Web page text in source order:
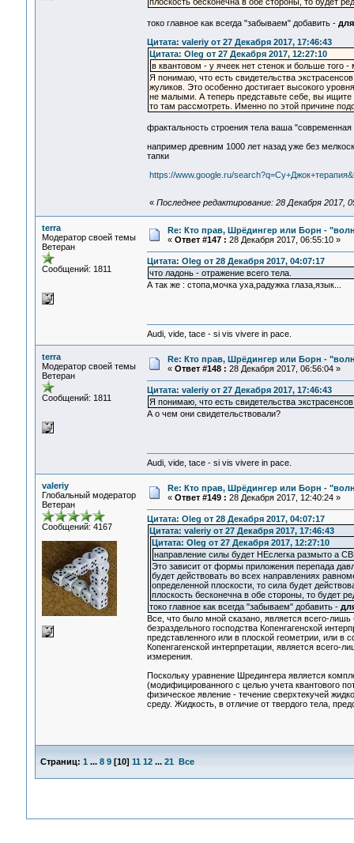
токо главное как всегда "забываем" добавить -
Цитата: valeriy от 27 Декабря 2017, 17:46:43
Цитата: Oleg от 27 Декабря 2017, 12:27:10
в квантовом - у ячеек нет стенок и больше того
Я понимаю, что есть свидетельства
жуликов. Это особенно достигает высокого
не малыми. А теперь представьте себе, вы
то там рассмотреть. Именно по этой причине
фрактальность строения тела ваша "современная
например древним 1000 лет назад уже без
тапки
https://www.google.ru/
« Последнее редактирование: 28 Декабря 2017,
terra
Модератор своей темы
Ветеран
Сообщений: 1811
Re: Кто прав, Шрёдингер или Борн -
« Ответ #147 : 28 Декабря 2017, 06:55:10 »
Цитата: Oleg от 28 Декабря 2017, 04:07:17
что ладонь - отражение всего тела.
А так же : стопа,мочка уха,радужка глаза,язык...
Audi, vide, tace - si vis vivere in pace.
terra
Модератор своей темы
Ветеран
Сообщений: 1811
Re: Кто прав, Шрёдингер или Борн -
« Ответ #148 : 28 Декабря 2017, 06:56:04 »
Цитата: valeriy от 27 Декабря 2017, 17:46:43
Я понимаю, что есть свидетельства экстрасенсов
А о чем они свидетельствовали?
Audi, vide, tace - si vis vivere in pace.
valeriy
Глобальный модератор
Ветеран
Сообщений: 4167
Re: Кто прав, Шрёдингер или Борн -
« Ответ #149 : 28 Декабря 2017, 12:40:24 »
Цитата: Oleg от 28 Декабря 2017, 04:07:17
Цитата: valeriy от 27 Декабря 2017, 17:46:43
Цитата: Oleg от 27 Декабря 2017, 12:27:10
направление силы будет НЕслегка размыто а
Это зависит от формы приложения перепада
будет действовать во всех направлениях
определенной плоскости, то сила будет
плоскость бесконечна в обе стороны, то будет
токо главное как всегда "забываем" добавить -
Все, что было мной сказано, является всего-
безраздельного господства Копенгагенской
представленного или в плоской геометрии, или
Копенгагенской интерпретации, является
измерения.
Поскольку уравнение Шредингера является
(модифицированного с целью учета квантового
физическое явление - течение сверхтекучей
среду. Жидкость, в отличие от твердого тела,
Страниц: 1 ... 8 9[10] 11 12 ... 21 Все